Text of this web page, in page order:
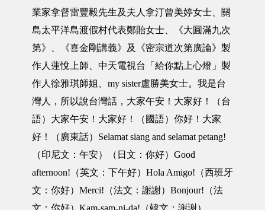
業家拿督雷豐毅先生及夫人拿汀曾美婷女士、關
島太平洋島渡假村代表鄭貽女士、《大圓滿九次
第》、《喜金剛講義》及《密宗道次第廣論》製
作人蓮悅上師、中天電視台「給你點上心燈」製
作人徐雅琪師姐、my sister盧勝美女士。我是台
灣人，所以說台灣話，大家午安！大家好！（台
語）大家午安！大家好！（國語）你好！大家
好！（廣東話）Selamat siang and selamat petang!
（印尼文：午安）（日文：你好）Good
afternoon!（英文：下午好）Hola Amigo!（西班牙
文：你好）Merci!（法文：謝謝）Bonjour!（法
文：你好）Kam-sam-ni-da!（韓文：謝謝）